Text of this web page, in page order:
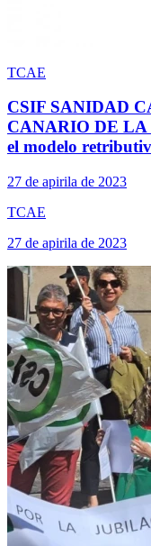
TCAE
CSIF SANIDAD
CANARIO DE LA
el modelo
27 de apirila de 2023
TCAE
27 de apirila de 2023